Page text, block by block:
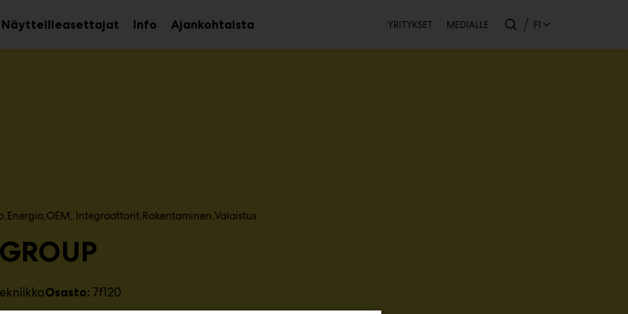
Näytteilleasettajat InfoAvaa
alavalikko
Ajankohtaista Toissijainen
YRITYKSET MEDIALLE FI
Energia OEM, Integraattorit​ Rakentaminen Valaistus
Osasto: 7f120